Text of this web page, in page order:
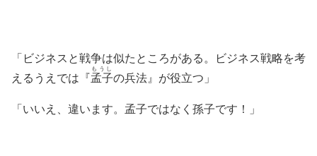
「ビジネスと戦争は似たところがある。ビジネス戦略を考
えるうえでは『孟子
もうし
の兵法』が役立つ」
「いいえ、違います。孟子ではなく孫子です！」